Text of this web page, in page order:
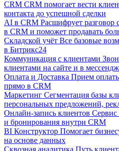
CRM CRM помогает вести
контакта до успешной сделки
AI в CRM Расшифрует разговор
в CRM и поможет продавать
Складской учёт Все базовые
в Битрикс24
Коммуникация с клиентами
клиентами на сайте и в
Оплата и Доставка Прием
прямо в CRM
Маркетинг Сегментация базы
персональных предложений,
Онлайн-запись клиентов Сервис
и бронирования внутри CRM
BI Конструктор Помогает
на основе данных
Сквозная аналитика Путь